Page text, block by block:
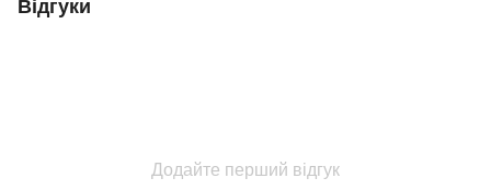
Відгуки
Додайте перший відгук